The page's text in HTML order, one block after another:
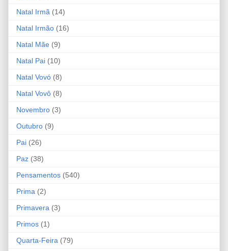
Natal Irmã (14)
Natal Irmão (16)
Natal Mãe (9)
Natal Pai (10)
Natal Vovó (8)
Natal Vovô (8)
Novembro (3)
Outubro (9)
Pai (26)
Paz (38)
Pensamentos (540)
Prima (2)
Primavera (3)
Primos (1)
Quarta-Feira (79)